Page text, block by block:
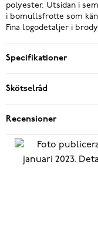
polyester. Utsidan i
i bomullsfrotte som
Fina logodetaljer i
Specifikationer
Skötselråd
Recensioner